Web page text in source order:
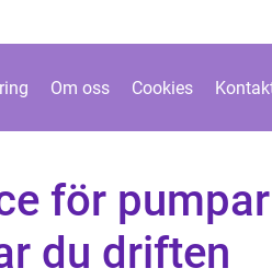
Om oss Cookies
för
du driften